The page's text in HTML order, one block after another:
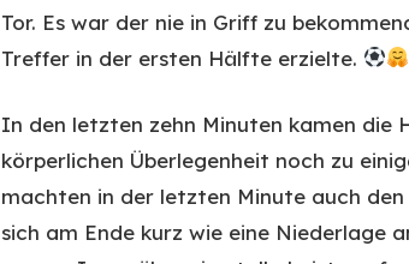
Tor. Es war der nie in Griff zu
Treffer in der ersten Hälfte erzielte.
In den letzten zehn Minuten kamen die
körperlichen Überlegenheit noch zu
machten in der letzten Minute auch den
sich am Ende kurz wie eine Niederlage